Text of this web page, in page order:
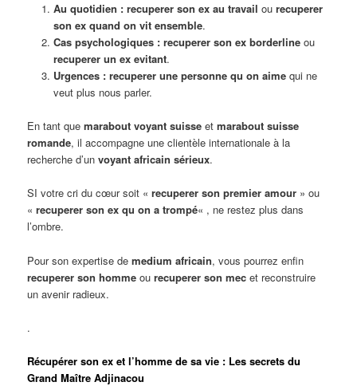
Au quotidien : recuperer son ex au travail ou recuperer
son ex quand on vit ensemble.
Cas psychologiques : recuperer son ex borderlineou
recuperer un ex evitant.
Urgences : recuperer une personne qu on aimequi ne
veut plus nous parler.
En tant quemarabout voyant suisse etmarabout suisse
romande, il accompagne une clientèle internationale à la
recherche d’unvoyant africain sérieux.
SI votre cri du cœur soit «recuperer son premier amour » ou
«recuperer son ex qu on a trompé« , ne restez plus dans
l’ombre.
Pour son expertise demedium africain, vous pourrez enfin
recuperer son homme ourecuperer son mec et reconstruire
un avenir radieux.
.
Récupérer son ex et l’homme de sa vie : Les secrets du
Grand Maître Adjinacou